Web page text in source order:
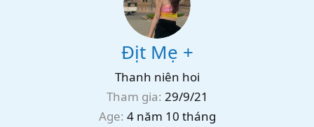
Địt Mẹ +
Thanh niên hoi
Tham gia 29/9/21
Age 4 năm 10 tháng